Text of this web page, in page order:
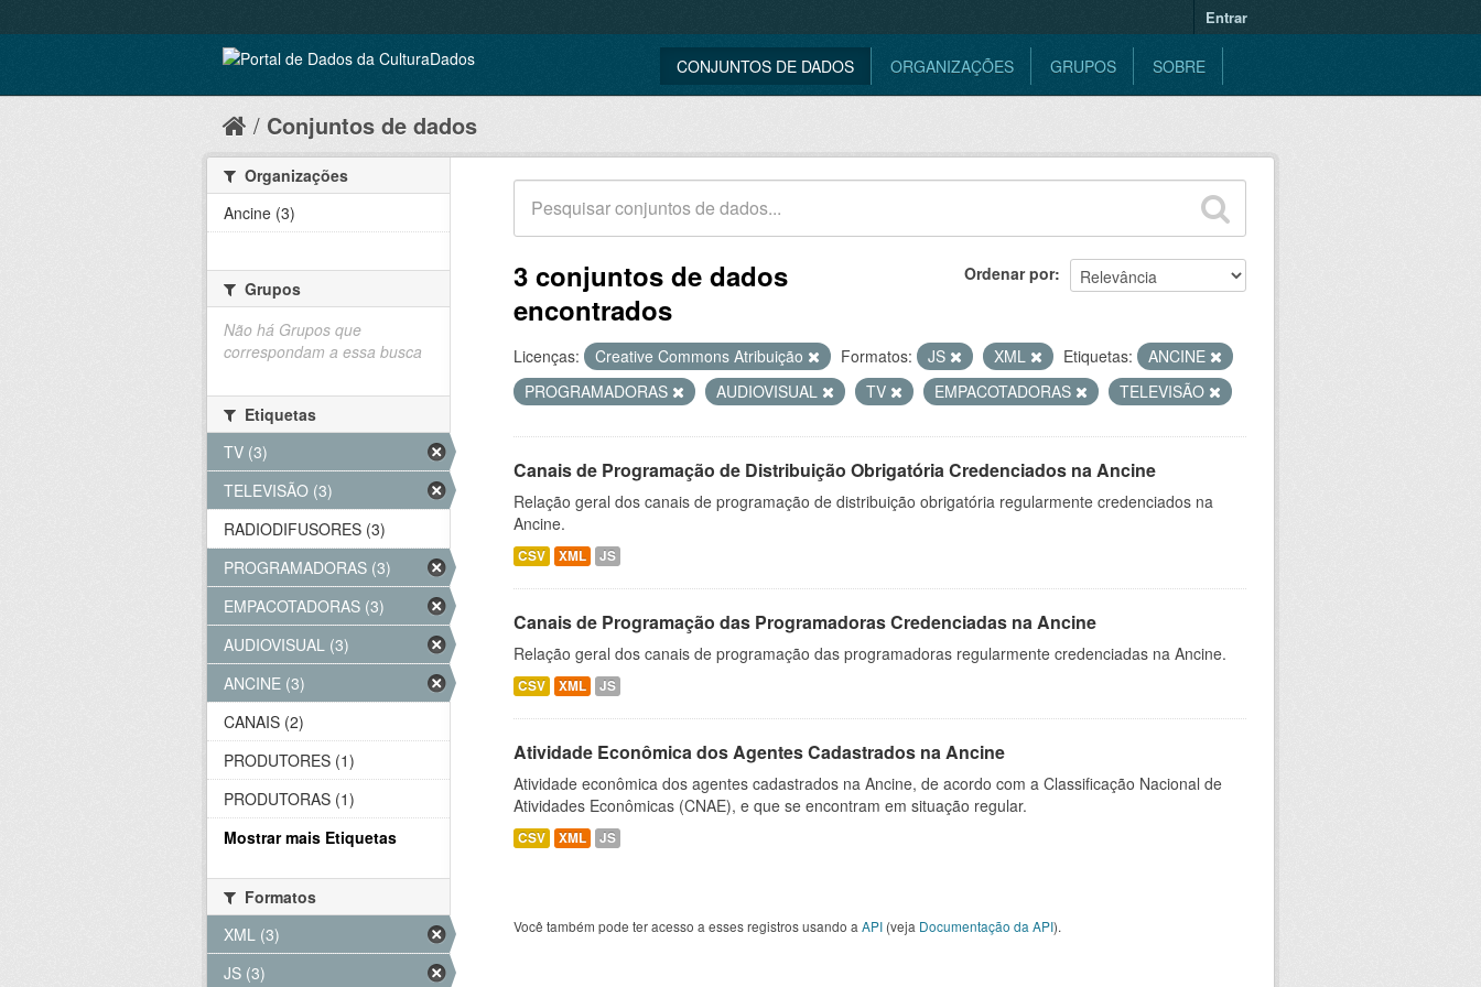
Entrar
CONJUNTOS DE DADOS ORGANIZAÇÕES GRUPOS SOBRE
Conjuntos de dados
Ordenar por
3 conjuntos de dados
encontrados
Licenças: Creative Commons Atribuição Formatos: JS XML Etiquetas:
ANCINE
PROGRAMADORAS
AUDIOVISUAL TV EMPACOTADORAS TELEVISÃO
Canais de Programação de Distribuição Obrigatória Credenciados na Ancine
Relação geral dos canais de programação de distribuição obrigatória regularmente credenciados na
Ancine.
CSV XML JS
Canais de Programação das Programadoras Credenciadas na Ancine
Relação geral dos canais de programação das programadoras regularmente credenciadas na Ancine.
CSV XML JS
Atividade Econômica dos Agentes Cadastrados na Ancine
Atividade econômica dos agentes cadastrados na Ancine, de acordo com a Classificação Nacional de
Atividades Econômicas (CNAE), e que se encontram em situação regular.
CSV XML JS
Você também pode ter acesso a esses registros usando a API (veja Documentação da API).
Organizações
Ancine (3)
Grupos
Não há Grupos que
correspondam a essa busca
Etiquetas
TV (3)
TELEVISÃO (3)
RADIODIFUSORES (3)
PROGRAMADORAS (3)
EMPACOTADORAS (3)
AUDIOVISUAL (3)
ANCINE (3)
CANAIS (2)
PRODUTORES (1)
PRODUTORAS (1)
Mostrar mais Etiquetas
Formatos
XML (3)
JS (3)